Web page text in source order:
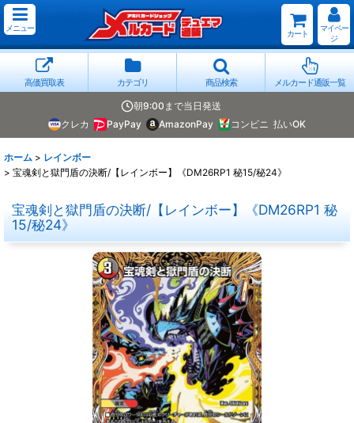
メニュー
カート
マイペー
ジ
高価買取表 カテゴリ 商品検索 メルカード通販一覧
朝9:00まで当日発送
クレカ
PayPay AmazonPay コンビニ 払いOK
ホーム > レインボー
> 宝魂剣と獄門盾の決断/【レインボー】《DM26RP1 秘15/秘24》
宝魂剣と獄門盾の決断/【レインボー】《DM26RP1 秘
15/秘24》